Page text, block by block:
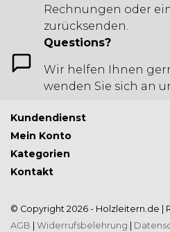
Rechnungen oder
zurücksenden.
Questions?
Wir helfen Ihnen
wenden Sie sich an
Kundendienst
Mein Konto
Kategorien
Kontakt
© Copyright 2026 - Holzleitern.de |
AGB
Widerrufsbelehrung